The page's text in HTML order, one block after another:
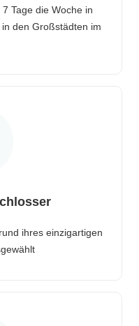
Tage die Woche in
den Großstädten im
ihres einzigartigen